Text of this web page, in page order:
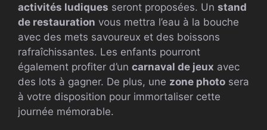
activités ludiques seront proposées. Un stand
de restauration vous mettra l’eau à la bouche
avec des mets savoureux et des boissons
rafraîchissantes. Les enfants pourront
également profiter d’un carnaval de jeux avec
des lots à gagner. De plus, une zone photo sera
à votre disposition pour immortaliser cette
journée mémorable.